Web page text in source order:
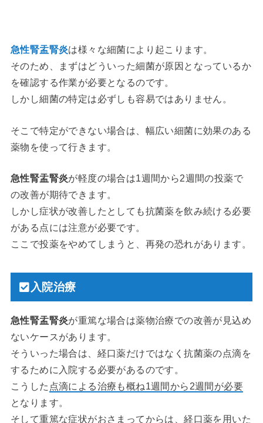
急性腎盂腎炎は様々な細菌により起こります。
そのため、まずはどういった細菌が原因となっているか
を確認する作業が必要となるのです。
しかし細菌の特定は必ずしも容易ではありません。
そこで特定ができない場合は、幅広い細菌に効果のある
薬物を使って行きます。
急性腎盂腎炎が軽度の場合は1週間から2週間の投薬で
の改善が期待できます。
しかし症状が改善したとしても抗菌薬を飲み続ける必要
がある点には注意が必要です。
ここで投薬をやめてしまうと、再発の恐れがあります。
入院治療
急性腎盂腎炎が重篤な場合は薬物治療での改善が見込め
ないケースがあります。
そういった場合は、経口薬だけではなく抗菌薬の点滴を
するために入院する必要があるのです。
こうした 点滴による治療も概ね1週間から2週間が必要
となります。
そして重篤な症状がおさまってからは、経口薬を用いた